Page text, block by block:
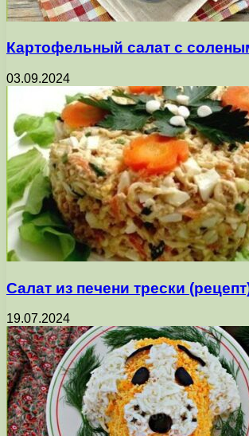
Картофельный салат с
03.09.2024
Салат из печени трески
19.07.2024